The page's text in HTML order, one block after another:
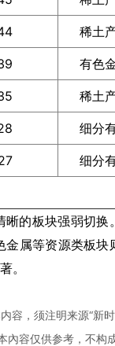
稀土
有色
稀土
细分
细分
的板块强弱切
属等资源类板
。
容，须注明来源“新时
容仅供参考，不构